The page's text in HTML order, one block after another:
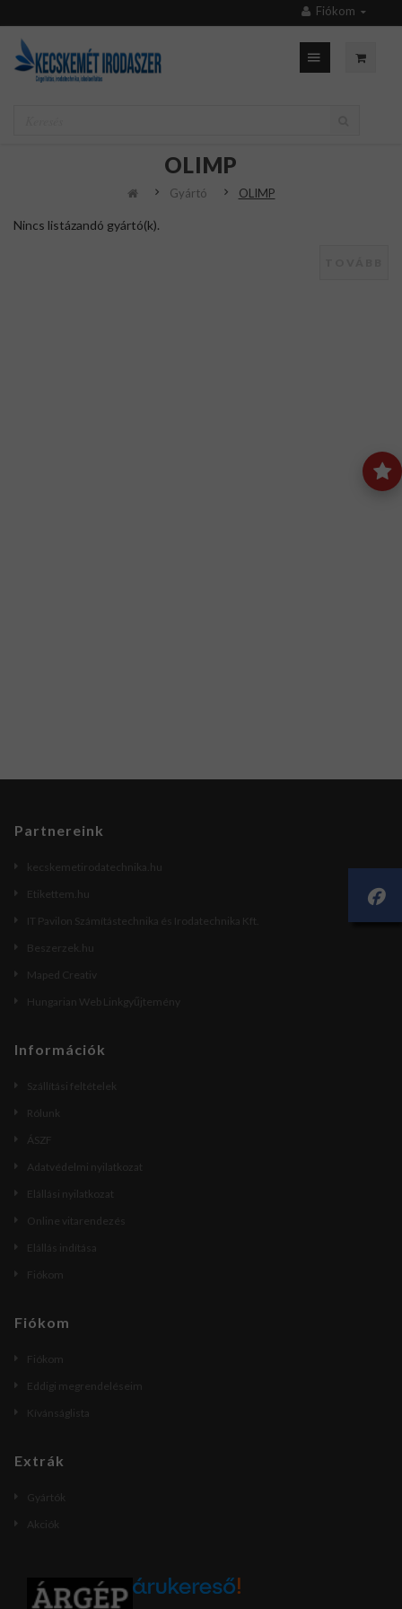
Fiókom
OLIMP
Gyártó OLIMP
Nincs listázandó gyártó(k).
Partnereink
kecskemetirodatechnika.hu
Etikettem.hu
IT Pavilon Számítástechnika és Irodatechnika Kft.
Beszerzek.hu
Maped Creativ
Hungarian Web Linkgyűjtemény
Információk
Szállítási feltételek
Rólunk
ÁSZF
Adatvédelmi nyilatkozat
Elállási nyilatkozat
Online vitarendezés
Elállás indítása
Fiókom
Fiókom
Fiókom
Eddigi megrendeléseim
Kívánságlista
Extrák
Gyártók
Akciók